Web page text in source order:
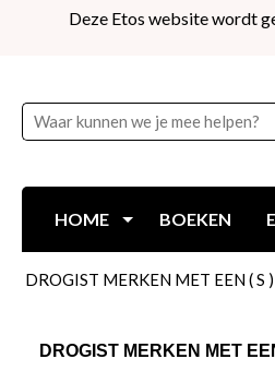
Deze Etos website wordt
HOME BOEKEN
DROGIST MERKEN MET EEN ( S )
DROGIST MERKEN MET